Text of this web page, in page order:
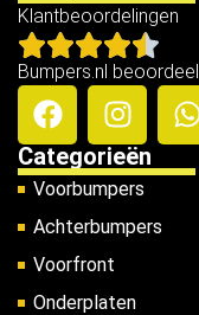
Klantbeoordelingen
Bumpers.nl
Categorieën
Voorbumpers
Achterbumpers
Voorfront
Onderplaten